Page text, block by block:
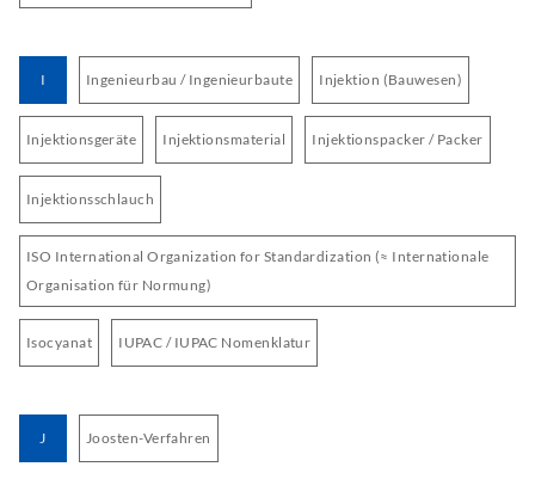
I Ingenieurbau / Ingenieurbaute Injektion (Bauwesen)
Injektionsgeräte Injektionsmaterial Injektionspacker / Packer
Injektionsschlauch
ISO International Organization for Standardization (≈ Internationale
Organisation für Normung)
Isocyanat IUPAC / IUPAC Nomenklatur
J Joosten-Verfahren